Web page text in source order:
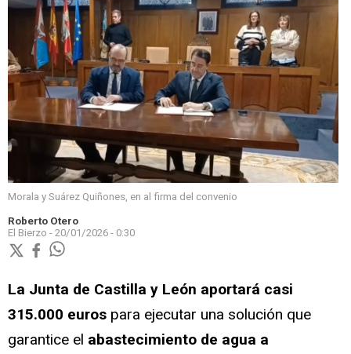
Morala y Suárez Quiñones, en al firma del convenio
Roberto Otero
El Bierzo - 20/01/2026 - 0:30
La Junta de Castilla y León aportará casi
315.000 euros para ejecutar una solución que
garantice el abastecimiento de agua a